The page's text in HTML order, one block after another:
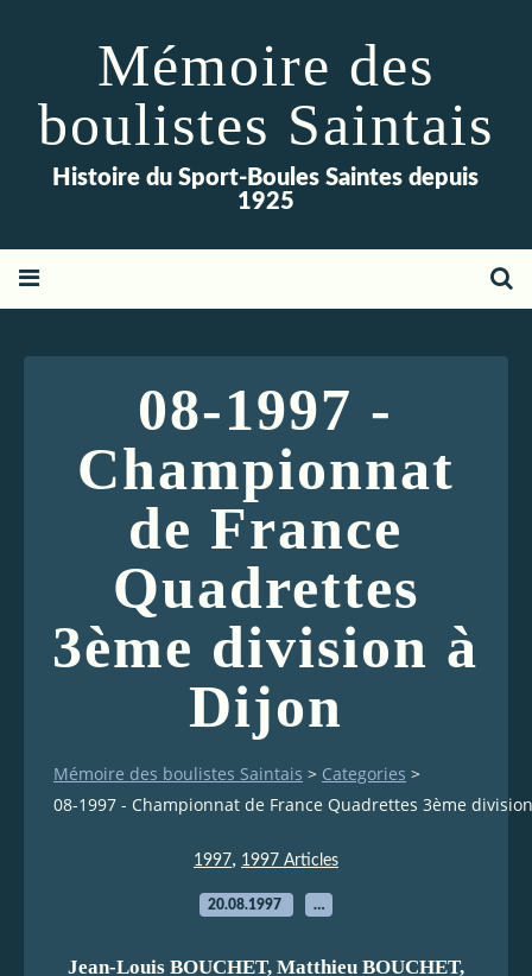
Mémoire des
boulistes Saintais
Histoire du Sport-Boules Saintes depuis
1925
08-1997 -
Championnat
de France
Quadrettes
3ème division à
Dijon
Mémoire des boulistes Saintais > Categories >
08-1997 - Championnat de France Quadrettes 3ème
1997, 1997 Articles
20.08.1997 …
Jean-Louis BOUCHET, Matthieu BOUCHET,